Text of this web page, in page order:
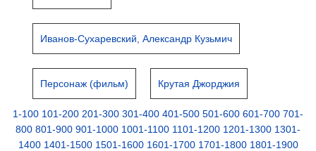
Иванов-Сухаревский, Александр Кузьмич
Персонаж (фильм) Крутая Джорджия
1-100 101-200 201-300 301-400 401-500 501-600 601-700 701-
800 801-900 901-1000 1001-1100 1101-1200 1201-1300 1301-
1400 1401-1500 1501-1600 1601-1700 1701-1800 1801-1900